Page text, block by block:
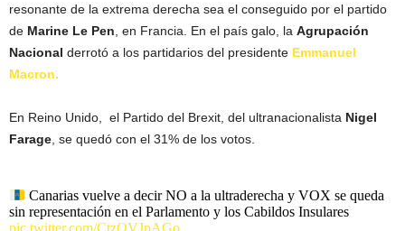
resonante de la extrema derecha sea el conseguido por el partido
de Marine Le Pen , en Francia. En el país galo, la Agrupación
Nacional derrotó a los partidarios del presidente Emmanuel
Macron.
En Reino Unido, el Partido del Brexit, del ultranacionalista Nigel
Farage , se quedó con el 31% de los votos.
Canarias vuelve a decir NO a la ultraderecha y VOX se queda
sin representación en el Parlamento y los Cabildos Insulares
pic.twitter.com/CtzOVJpAGo